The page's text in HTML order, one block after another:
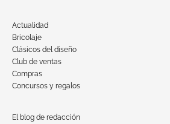
Actualidad
Bricolaje
Clásicos del diseño
Club de ventas
Compras
Concursos y regalos
El blog de redacción